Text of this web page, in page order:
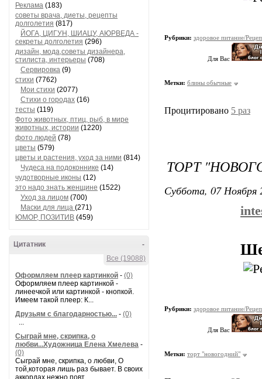
Реклама (183)
советы врача, диеты, рецепты
долголетия (817)
ЙОГА, ЦИГУН, ШИАЦУ, АЮРВЕДА -
секреты долголетия (296)
дизайн, мода,советы дизайнера,
стилиста, интерьеры (708)
Сервировка (9)
стихи (7762)
Мои стихи (2077)
Стихи о городах (16)
тесты (119)
Фото животных, птиц, рыб, в мире
животных, истории (1220)
фото людей (78)
цветы (579)
цветы и растения, уход за ними (814)
Чудеса на подоконнике (14)
чудотворные иконы (12)
это надо знать женщине (1522)
Уход за лицом (700)
Маски для лица (271)
ЮМОР, ПОЗИТИВ (459)
-
Цитатник
Все (19088)
Оформляем плеер картинкой - (0)
Оформляем плеер картинкой -
линеечкой или картинкой - кнопкой.
Имеем такой плеер: К...
Друзьям с благодарностью... - (0)
...
Сыграй мне, скрипка, о
любви...Художница Елена Хмелева -
(0)
Сыграй мне, скрипка, о любви, О
той,которая лишь раз бывает. В своих
аккордах нежно повт...
Рубрики: здоровое питание/
Для Вас
Метки: блины обычные
Процитировано 5 раз
ТОРТ
Суббота, 07 Ноября
Рубрики: здоровое питание/
Для Вас
Метки: торт "новогодний"